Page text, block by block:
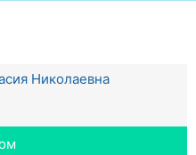
Николаевна